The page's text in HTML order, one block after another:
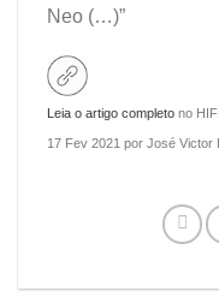
Neo (…)”
Leia o artigo completo no
17 Fev 2021 por José Victor